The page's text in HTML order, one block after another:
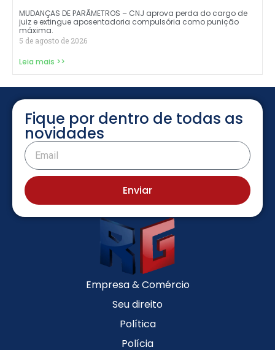
MUDANÇAS DE PARÃMETROS – CNJ aprova perda do cargo de
juiz e extingue aposentadoria compulsória como punição
máxima.
5 de agosto de 2026
Leia mais >>
Fique por dentro de todas as
novidades
Enviar
Empresa & Comércio
Seu direito
Política
Polícia